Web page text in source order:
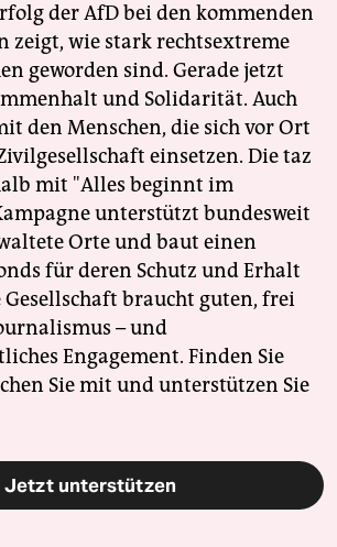
der AfD bei den kommenden
zeigt, wie stark rechtsextreme
geworden sind. Gerade jetzt
und Solidarität. Auch
den Menschen, die sich vor Ort
einsetzen. Die taz
mit "Alles beginnt im
unterstützt bundesweit
Orte und baut einen
für deren Schutz und Erhalt
Gesellschaft braucht guten, frei
– und
Engagement. Finden Sie
Sie mit und unterstützen Sie
Jetzt unterstützen